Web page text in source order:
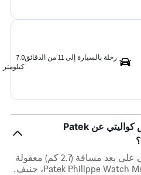
رحلة بالسيارة إلى 11 من الدقائق
7.0
كيلومتر
كم يبعد فندق مون ريبو سويس كواليتي عن Patek
فندق مون ريبو سويس كواليتي على بعد مسافة (2.7 كم) معقولة